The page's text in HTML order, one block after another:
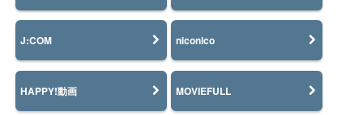
J:COM niconico
HAPPY!動画 MOVIEFULL